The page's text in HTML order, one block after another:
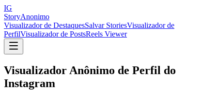
IG
StoryAnonimo
Visualizador de DestaquesSalvar StoriesVisualizador de
PerfilVisualizador de PostsReels Viewer
Visualizador Anônimo de Perfil do
Instagram